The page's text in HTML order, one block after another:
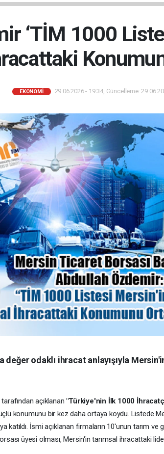
‘TİM 1000
EKONOMI 29.06.2026 - 19:34, Güncelleme:
odaklı ihracat anlayışıyla
açıklanan"Türkiye'nin İlk 1000
konumunu bir kez daha ortaya koydu. Listede
katıldı. İsmi açıklanan firmaların 10'unun tarım
üyesi olması, Mersin'in tarımsal ihracattaki